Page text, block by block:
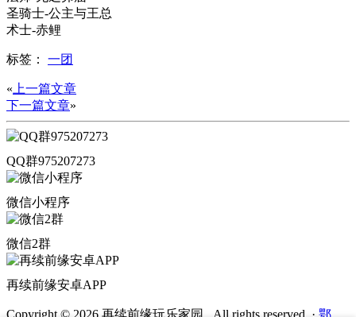
圣骑士-公主与王总
术士-赤鲤
标签： 一团
« 上一篇文章
下一篇文章»
QQ群975207273
微信小程序
微信2群
再续前缘安卓APP
Copyright © 2026 再续前缘玩乐家园 . All rights reserved. · 鄂